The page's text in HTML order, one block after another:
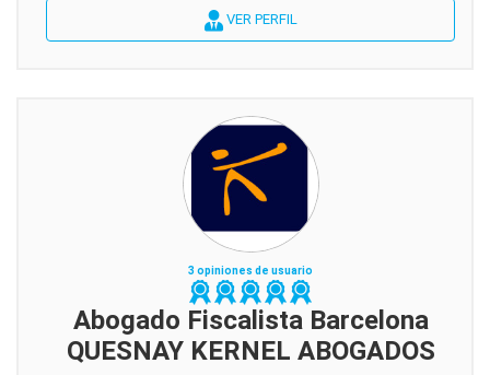
VER PERFIL
3 opiniones de usuario
Abogado Fiscalista Barcelona
QUESNAY KERNEL ABOGADOS